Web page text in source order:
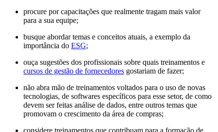
procure por capacitações que realmente tragam mais valor
para a sua equipe;
busque abordar temas e conceitos atuais, a exemplo da
importância do ESG;
ouça sugestões dos profissionais sobre quais treinamentos e
cursos de gestão de fornecedores gostariam de fazer;
não abra mão de treinamentos voltados para o uso de novas
tecnologias, de softwares específicos para esse setor, de como
devem ser feitas análise de dados, entre outros temas que
promovam o crescimento da área de compras;